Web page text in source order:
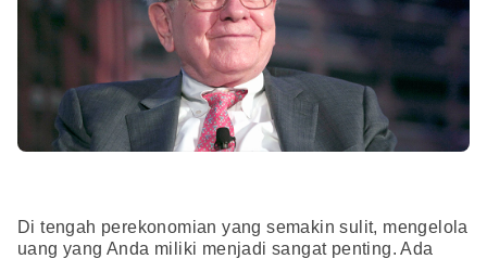
Di tengah perekonomian yang semakin sulit, mengelola
uang yang Anda miliki menjadi sangat penting. Ada